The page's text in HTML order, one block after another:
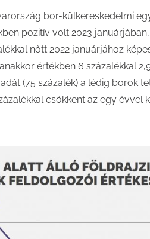
bor-külkereskedelmi
pozitív volt 2023
nőtt 2022 januárjához
értékben 6 százalékkal
(75 százalék) a lédig borok
csökkent az egy